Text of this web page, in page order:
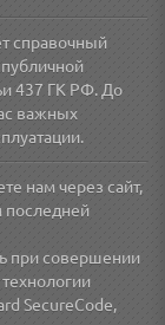
справочный
437 ГК РФ. До
важных
нам через сайт,
при совершении
SecureCode,